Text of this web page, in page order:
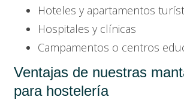
Hoteles y apartamentos
Hospitales y clínicas
Campamentos o centros
Ventajas de nuestras
para hostelería